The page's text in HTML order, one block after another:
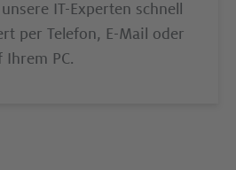
IT-Experten schnell
per Telefon, E-Mail oder
Ihrem PC.